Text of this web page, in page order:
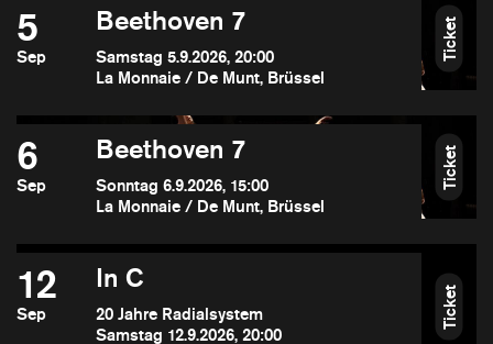
5
Sep
Beethoven 7
Samstag 5.9.2026, 20:00
La Monnaie / De Munt, Brüssel
Ticket
6
Sep
Beethoven 7
Sonntag 6.9.2026, 15:00
La Monnaie / De Munt, Brüssel
Ticket
12
Sep
In C
20 Jahre Radialsystem
Samstag 12.9.2026, 20:00
Ticket